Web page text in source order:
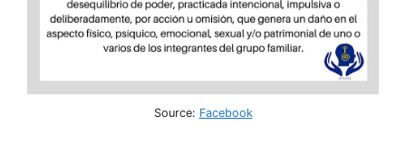
Source: Facebook